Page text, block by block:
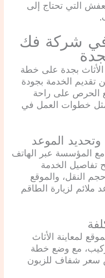
التي تحتاج إلى
شركة فك
بجدة على خطة
الخدمة بجودة
الحرص على راحة
خطوات العمل في
مع المؤسسة عبر الهاتف
تفاصيل الخدمة
النقل، والموقع
ملائم لزيارة الطاقم
لمعاينة الأثاث
مع وضع خطة
سعر شفاف للزبون